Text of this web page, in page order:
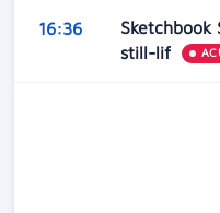
16:36
Sketchbook
still-lif